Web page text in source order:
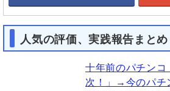
人気の評価、実践報告まとめ
十年前のパチンコ
次！」→今のパ